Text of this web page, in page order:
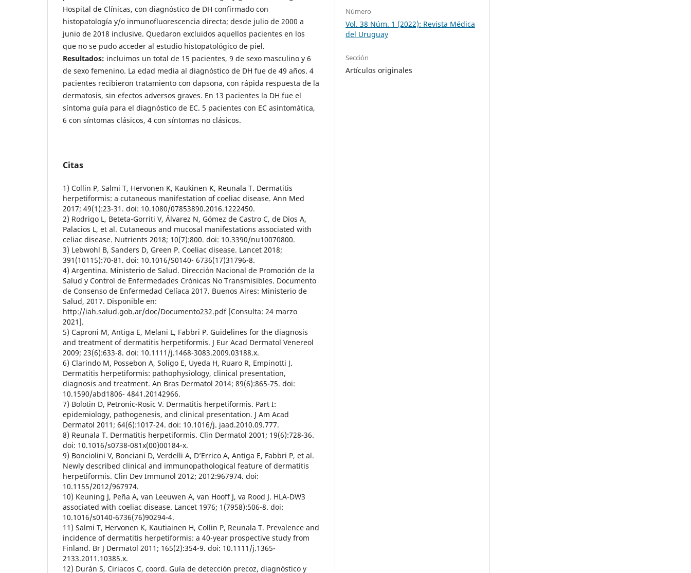
Hospital de Clínicas, con diagnóstico de DH confirmado con
histopatología y/o inmunofluorescencia directa; desde julio de 2000 a
junio de 2018 inclusive. Quedaron excluidos aquellos pacientes en los
que no se pudo acceder al estudio histopatológico de piel.
Resultados: incluimos un total de 15 pacientes, 9 de sexo masculino y 6
de sexo femenino. La edad media al diagnóstico de DH fue de 49 años. 4
pacientes recibieron tratamiento con dapsona, con rápida respuesta de la
dermatosis, sin efectos adversos graves. En 13 pacientes la DH fue el
síntoma guía para el diagnóstico de EC. 5 pacientes con EC asintomática,
6 con síntomas clásicos, 4 con síntomas no clásicos.
Citas
1) Collin P, Salmi T, Hervonen K, Kaukinen K, Reunala T. Dermatitis
herpetiformis: a cutaneous manifestation of coeliac disease. Ann Med
2017; 49(1):23-31. doi: 10.1080/07853890.2016.1222450.
2) Rodrigo L, Beteta-Gorriti V, Álvarez N, Gómez de Castro C, de Dios A,
Palacios L, et al. Cutaneous and mucosal manifestations associated with
celiac disease. Nutrients 2018; 10(7):800. doi: 10.3390/nu10070800.
3) Lebwohl B, Sanders D, Green P. Coeliac disease. Lancet 2018;
391(10115):70-81. doi: 10.1016/S0140- 6736(17)31796-8.
4) Argentina. Ministerio de Salud. Dirección Nacional de Promoción de la
Salud y Control de Enfermedades Crónicas No Transmisibles. Documento
de Consenso de Enfermedad Celíaca 2017. Buenos Aires: Ministerio de
Salud, 2017. Disponible en:
http://iah.salud.gob.ar/doc/Documento232.pdf [Consulta: 24 marzo
2021].
5) Caproni M, Antiga E, Melani L, Fabbri P. Guidelines for the diagnosis
and treatment of dermatitis herpetiformis. J Eur Acad Dermatol Venereol
2009; 23(6):633-8. doi: 10.1111/j.1468-3083.2009.03188.x.
6) Clarindo M, Possebon A, Soligo E, Uyeda H, Ruaro R, Empinotti J.
Dermatitis herpetiformis: pathophysiology, clinical presentation,
diagnosis and treatment. An Bras Dermatol 2014; 89(6):865-75. doi:
10.1590/abd1806- 4841.20142966.
7) Bolotin D, Petronic-Rosic V. Dermatitis herpetiformis. Part I:
epidemiology, pathogenesis, and clinical presentation. J Am Acad
Dermatol 2011; 64(6):1017-24. doi: 10.1016/j. jaad.2010.09.777.
8) Reunala T. Dermatitis herpetiformis. Clin Dermatol 2001; 19(6):728-36.
doi: 10.1016/s0738-081x(00)00184-x.
9) Bonciolini V, Bonciani D, Verdelli A, D’Errico A, Antiga E, Fabbri P, et al.
Newly described clinical and immunopathological feature of dermatitis
herpetiformis. Clin Dev Immunol 2012; 2012:967974. doi:
10.1155/2012/967974.
10) Keuning J, Peña A, van Leeuwen A, van Hooff J, va Rood J. HLA-DW3
associated with coeliac disease. Lancet 1976; 1(7958):506-8. doi:
10.1016/s0140-6736(76)90294-4.
11) Salmi T, Hervonen K, Kautiainen H, Collin P, Reunala T. Prevalence and
incidence of dermatitis herpetiformis: a 40-year prospective study from
Finland. Br J Dermatol 2011; 165(2):354-9. doi: 10.1111/j.1365-
2133.2011.10385.x.
12) Durán S, Ciriacos C, coord. Guía de detección precoz, diagnóstico y
Número
Vol. 38 Núm. 1 (2022): Revista Médica
del Uruguay
Sección
Artículos originales